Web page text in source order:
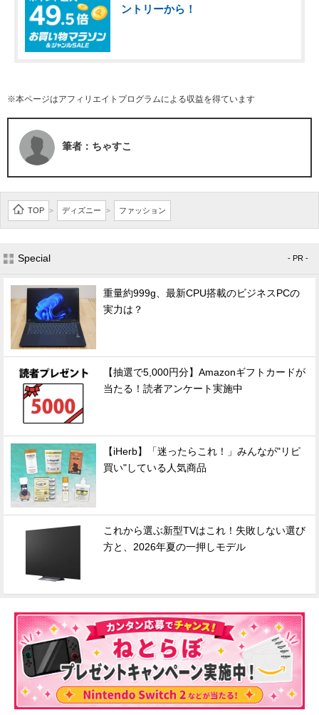
ントリーから！
※本ページはアフィリエイトプログラムによる収益を得ています
筆者：ちゃすこ
TOP > ディズニー > ファッション
Special - PR -
重量約999g、最新CPU搭載のビジネスPCの
実力は？
【抽選で5,000円分】Amazonギフトカードが
当たる！読者アンケート実施中
【iHerb】「迷ったらこれ！」みんなが"リピ
買い"している人気商品
これから選ぶ新型TVはこれ！失敗しない選び
方と、2026年夏の一押しモデル